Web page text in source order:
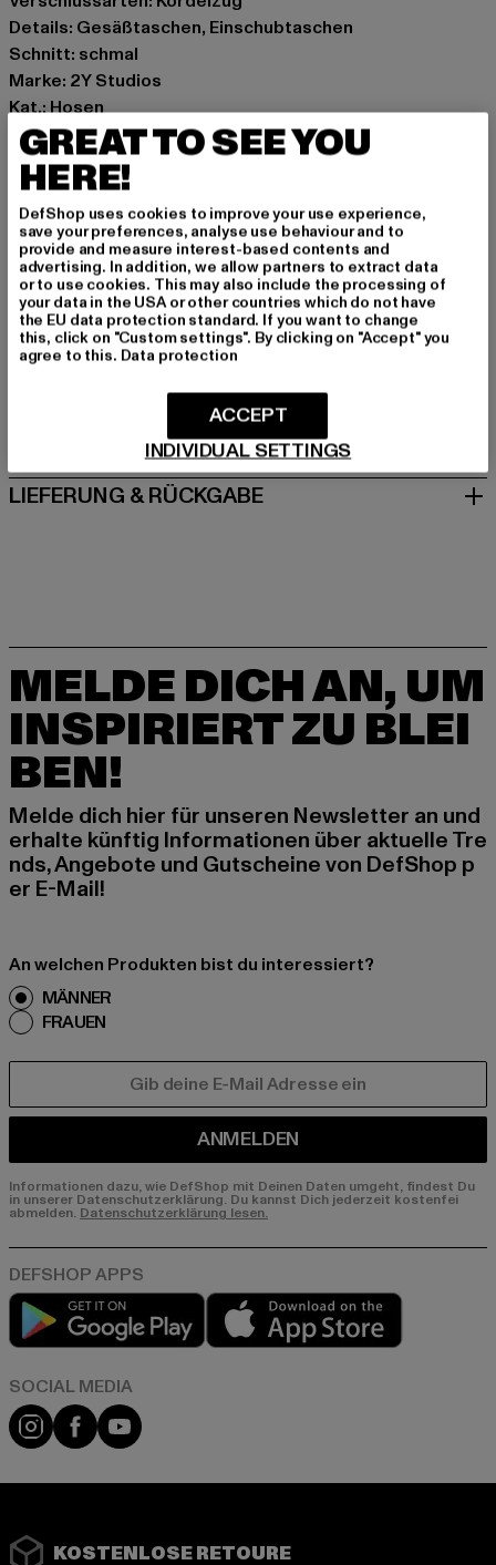
Details: Gesäßtaschen, Einschubtaschen
Schnitt: schmal
Marke: 2Y Studios
Kat.: Hosen
Farbe: schwarz
Hersteller Farbe: black
Materialzusammensetzung: 63% Polyester, 33%
Viskose, 4% Elasthan
Art.Nr: P-SP-10004-00007
Hersteller: 2Y Premium GmbH |info@2y-studios.com
Hollefeldstraße 16 | 48282 Emsdetten | DE
GRÖSSE & PASSFORM
PFLEGEHINWEISE
LIEFERUNG & RÜCKGABE
MELDE DICH AN, UM
INSPIRIERT ZU BLEI
BEN!
Melde dich hier für unseren Newsletter an und
erhalte künftig Informationen über aktuelle Tre
nds, Angebote und Gutscheine von DefShop p
er E-Mail!
An welchen Produkten bist du interessiert?
MÄNNER
FRAUEN
ANMELDEN
Informationen dazu, wie DefShop mit Deinen Daten umgeht, findest Du
in unserer Datenschutzerklärung. Du kannst Dich jederzeit kostenfei
abmelden. Datenschutzerklärung lesen.
Play market
Instagram
FacebookYouTube
KOSTENLOSE RETOURE
GREAT TO SEE YOU
HERE!
DefShop uses cookies to improve your use experience,
save your preferences, analyse use behaviour and to
provide and measure interest-based contents and
advertising. In addition, we allow partners to extract data
or to use cookies. This may also include the processing of
your data in the USA or other countries which do not have
the EU data protection standard. If you want to change
this, click on "Custom settings". By clicking on "Accept" you
agree to this. Data protection
INDIVIDUAL SETTINGS
ACCEPT